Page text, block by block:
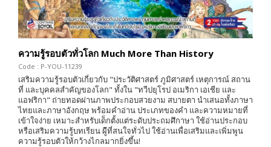
ความรู้รอบตัวทั่วโลก Much More Than History
Code : P-YOU-11239
เสริมความรู้รอบตัวเกี่ยวกับ "ประวัติศาสตร์ ภูมิศาสตร์ เหตุการณ์ สถาน
ที่ และบุคคลสำคัญของโลก" ทั้งใน "ทวีปยุโรป อเมริกา เอเชีย และ
แอฟริกา" ถ่ายทอดผ่านภาพประกอบสวยงาม สบายตา นำเสนอทั้งภาษา
ไทยและภาษาอังกฤษ พร้อมคำอ่าน ประเภทของคำ และความหมายที่
เข้าใจง่าย เหมาะสำหรับเด็กตั้งแต่ระดับประถมศึกาษา ใช้อ่านประกอบ
หรือเสริมความรู้บทเรียน ผู้ีที่สนใจทั่วไป ใช้อ่านเพื่อเสริมและเพิ่มพูน
ความรู้รอบตัวให้กว้างไกลมากยิ่งขึ้น!